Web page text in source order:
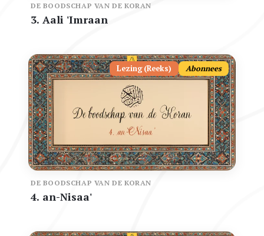
DE BOODSCHAP VAN DE KORAN
3. Aali 'Imraan
Lezing (Reeks) Abonnees
DE BOODSCHAP VAN DE KORAN
4. an-Nisaa'